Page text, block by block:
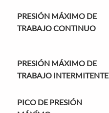
PRESIÓN MÁXIMO DE
TRABAJO CONTINUO
PRESIÓN MÁXIMO DE
TRABAJO INTERMITENTE
PICO DE PRESIÓN